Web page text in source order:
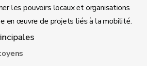
les pouvoirs locaux et organisations
en œuvre de projets liés à la mobilité.